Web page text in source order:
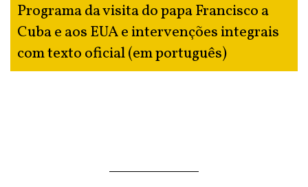
Programa da visita do papa Francisco a
Cuba e aos EUA e intervenções integrais
com texto oficial (em português)